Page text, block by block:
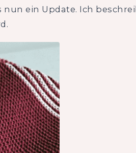
ein Update. Ich